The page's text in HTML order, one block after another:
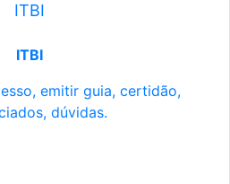
ITBI
ITBI
emitir guia, certidão,
dúvidas.